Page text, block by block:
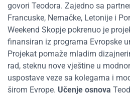
govori Teodora. Zajedno sa
Francuske, Nemačke, Letonije i
Weekend Skopje pokrenuo je
finansiran iz programa Evropske
Projekat pomaže mladim
rad, steknu nove vještine u
uspostave veze sa kolegama i
širom Evrope. Učenje osnova